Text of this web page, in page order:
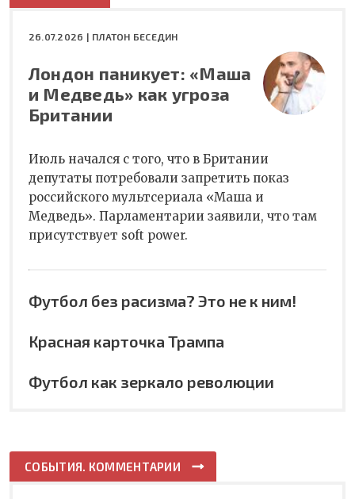
26.07.2026 | ПЛАТОН БЕСЕДИН
Лондон паникует: «Маша
и Медведь» как угроза
Британии
Июль начался с того, что в Британии
депутаты потребовали запретить показ
российского мультсериала «Маша и
Медведь». Парламентарии заявили, что там
присутствует soft power.
Футбол без расизма? Это не к ним!
Красная карточка Трампа
Футбол как зеркало революции
СОБЫТИЯ. КОММЕНТАРИИ